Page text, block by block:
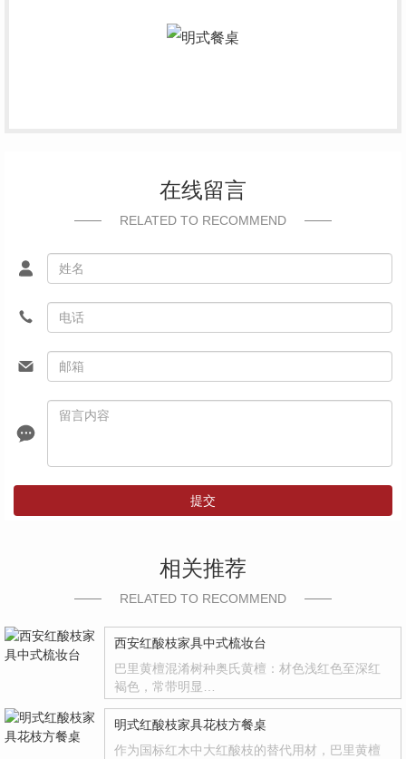
在线留言
RELATED TO RECOMMEND
提交
相关推荐
RELATED TO RECOMMEND
西安红酸枝家具中式梳妆台
巴里黄檀混淆树种奥氏黄檀：材色浅红色至深红
褐色，常带明显…
明式红酸枝家具花枝方餐桌
作为国标红木中大红酸枝的替代用材，巴里黄檀